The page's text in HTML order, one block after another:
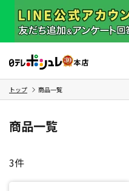
トップ 商品一覧
商品一覧
3件